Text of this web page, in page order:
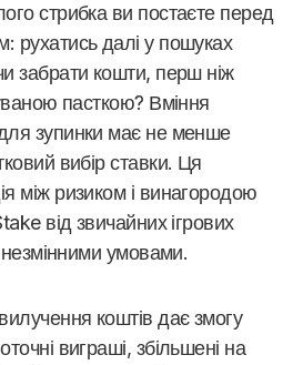
стрибка ви постаєте перед
рухатись далі у пошуках
забрати кошти, перш ніж
пасткою? Вміння
зупинки має не менше
вибір ставки. Ця
між ризиком і винагородою
від звичайних ігрових
незмінними умовами.
коштів дає змогу
виграші, збільшені на